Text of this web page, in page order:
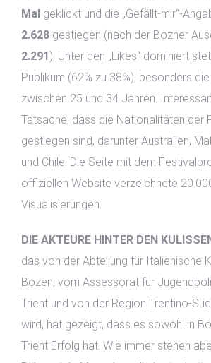
Mal geklickt und die „Gefällt-mir“-
2.628 gestiegen (nach der Bozner
2.291). Unter den „Likes“ dominiert
Publikum (62% zu 38%), besonders
zwischen 25 und 34 Jahren.
Tatsache, dass die Nationalitäten der
gestiegen sind, darunter Australien,
und Chile. Die Seite mit dem
offiziellen Website verzeichnete
Visualisierungen.
DIE AKTEURE HINTER DEN
das von der Abteilung für Italienische
Bozen, vom Assessorat für
Trient und von der Region Trentino-
wird, hat gezeigt, dass es sowohl in
Trient Erfolg hat. Wie immer stehen